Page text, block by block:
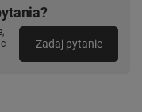
Zadaj pytanie